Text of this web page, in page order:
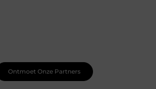
Ontmoet Onze Partners